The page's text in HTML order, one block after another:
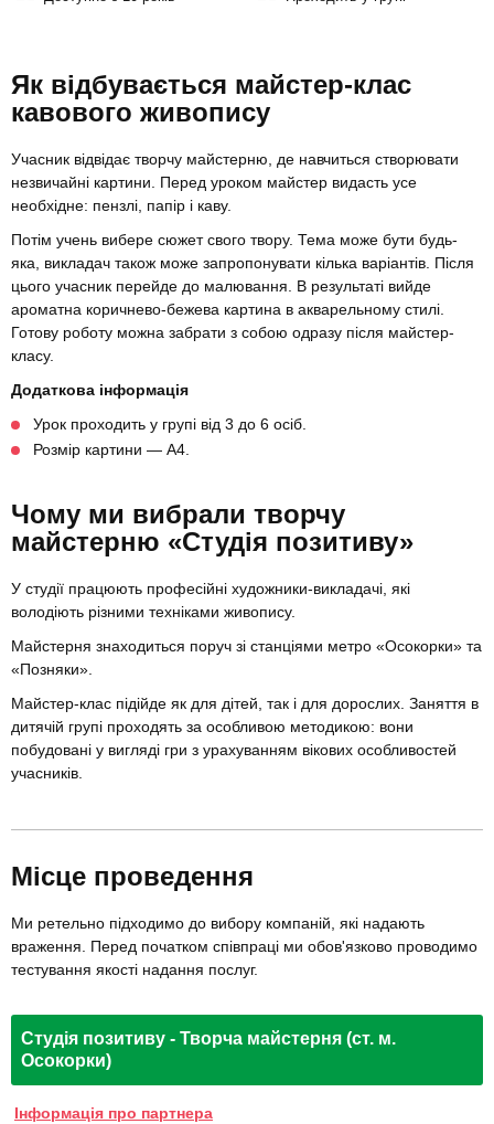
Як відбувається майстер-клас
кавового живопису
Учасник відвідає творчу майстерню, де навчиться створювати
незвичайні картини. Перед уроком майстер видасть усе
необхідне: пензлі, папір і каву.
Потім учень вибере сюжет свого твору. Тема може бути будь-
яка, викладач також може запропонувати кілька варіантів. Після
цього учасник перейде до малювання. В результаті вийде
ароматна коричнево-бежева картина в акварельному стилі.
Готову роботу можна забрати з собою одразу після майстер-
класу.
Додаткова інформація
Урок проходить у групі від 3 до 6 осіб.
Розмір картини — А4.
Чому ми вибрали творчу
майстерню «Студія позитиву»
У студії працюють професійні художники-викладачі, які
володіють різними техніками живопису.
Майстерня знаходиться поруч зі станціями метро «Осокорки» та
«Позняки».
Майстер-клас підійде як для дітей, так і для дорослих. Заняття в
дитячій групі проходять за особливою методикою: вони
побудовані у вигляді гри з урахуванням вікових особливостей
учасників.
Місце проведення
Ми ретельно підходимо до вибору компаній, які надають
враження. Перед початком співпраці ми обов'язково проводимо
тестування якості надання послуг.
Студія позитиву - Творча майстерня (ст. м.
Осокорки)
Інформація про партнера